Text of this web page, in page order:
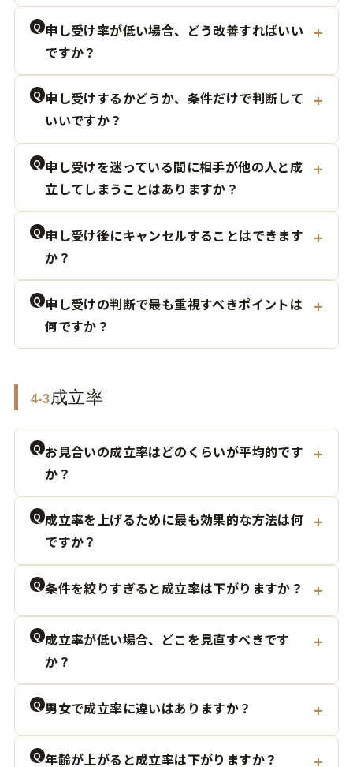
Q 申し受け率が低い場合、どう改善すればいい
ですか？
Q 申し受けするかどうか、条件だけで判断して
いいですか？
Q 申し受けを迷っている間に相手が他の人と成
立してしまうことはありますか？
Q 申し受け後にキャンセルすることはできます
か？
Q 申し受けの判断で最も重視すべきポイントは
何ですか？
4-3成立率
Q お見合いの成立率はどのくらいが平均的です
か？
Q 成立率を上げるために最も効果的な方法は何
ですか？
Q 条件を絞りすぎると成立率は下がりますか？
Q 成立率が低い場合、どこを見直すべきです
か？
Q 男女で成立率に違いはありますか？
Q 年齢が上がると成立率は下がりますか？